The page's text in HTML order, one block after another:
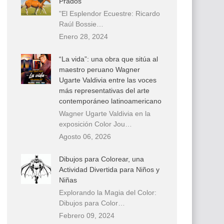
"El Esplendor Ecuestre: Ricardo
Raúl Bossie…
Enero 28, 2024
“La vida”: una obra que sitúa al
maestro peruano Wagner
Ugarte Valdivia entre las voces
más representativas del arte
contemporáneo latinoamericano
Wagner Ugarte Valdivia en la
exposición Color Jou…
Agosto 06, 2026
Dibujos para Colorear, una
Actividad Divertida para Niños y
Niñas
Explorando la Magia del Color:
Dibujos para Color…
Febrero 09, 2024